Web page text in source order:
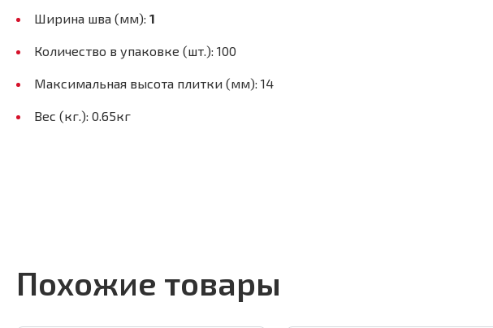
Ширина шва (мм): 1
Количество в упаковке (шт.): 100
Максимальная высота плитки (мм): 14
Вес (кг.): 0.65кг
Похожие товары